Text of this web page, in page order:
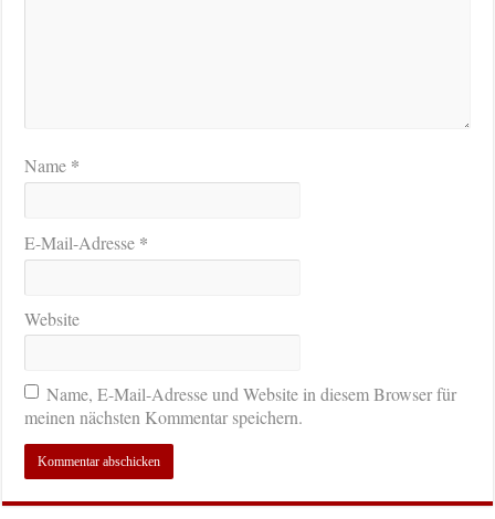
Name *
E-Mail-Adresse *
Website
Name, E-Mail-Adresse und Website in diesem Browser für
meinen nächsten Kommentar speichern.